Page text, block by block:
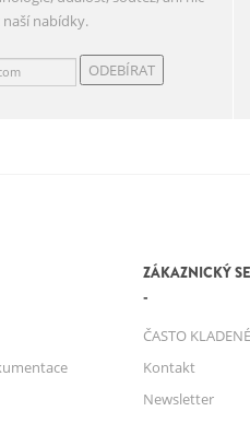
naší nabídky.
ODEBÍRAT
ZÁKAZNICKÝ
ČASTO
Kontakt
Newsletter